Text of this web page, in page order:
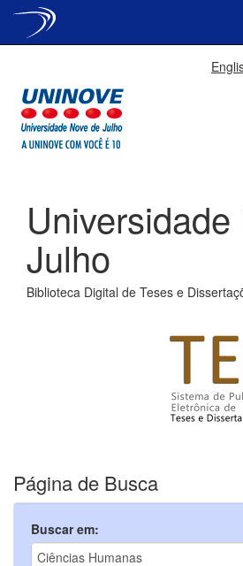
Julho
Biblioteca Digital de Teses e
Página de Busca
Buscar em: